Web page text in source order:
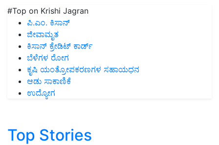
#Top on Krishi Jagran
ಪಿ.ಎಂ. ಕಿಸಾನ್
ಜೀವಾಮೃತ
ಕಿಸಾನ್ ಕ್ರೇಡಿಟ್ ಕಾರ್ಡ್
ಬೆಳೆಗಳ ರೋಗ
ಕೃಷಿ ಯಂತ್ರೋಪಕರಣಗಳ ಸಹಾಯಧನ
ಆಡು ಸಾಕಾಣಿಕೆ
ಉದ್ಯೋಗ
Top Stories